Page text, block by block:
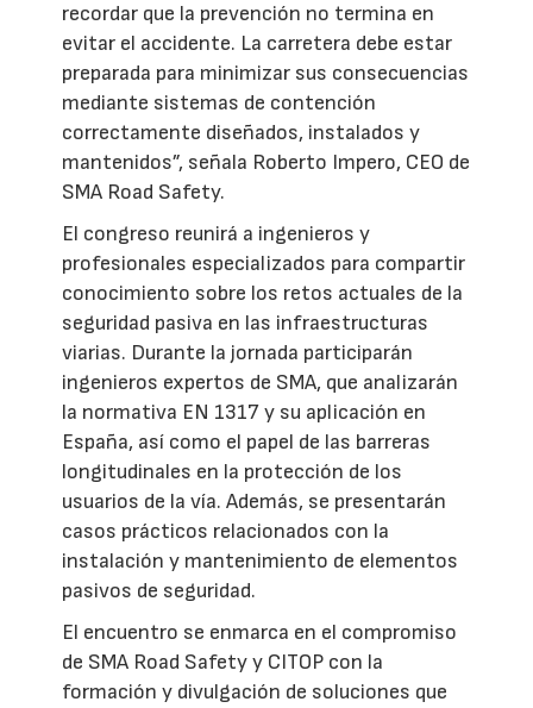
recordar que la prevención no termina en
evitar el accidente. La carretera debe estar
preparada para minimizar sus consecuencias
mediante sistemas de contención
correctamente diseñados, instalados y
mantenidos”, señala Roberto Impero, CEO de
SMA Road Safety.
El congreso reunirá a ingenieros y
profesionales especializados para compartir
conocimiento sobre los retos actuales de la
seguridad pasiva en las infraestructuras
viarias. Durante la jornada participarán
ingenieros expertos de SMA, que analizarán
la normativa EN 1317 y su aplicación en
España, así como el papel de las barreras
longitudinales en la protección de los
usuarios de la vía. Además, se presentarán
casos prácticos relacionados con la
instalación y mantenimiento de elementos
pasivos de seguridad.
El encuentro se enmarca en el compromiso
de SMA Road Safety y CITOP con la
formación y divulgación de soluciones que